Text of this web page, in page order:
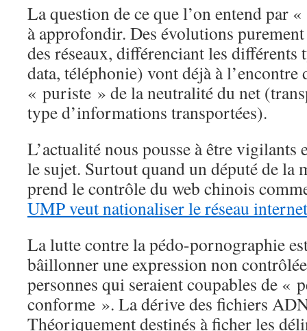
La question de ce que l’on entend par
à approfondir. Des évolutions
des réseaux, différenciant les
data, téléphonie) vont déjà à l’encontre
« puriste » de la neutralité du net
type d’informations transportées).
L’actualité nous pousse à être
le sujet. Surtout quand un député de la
prend le contrôle du web chinois
UMP veut nationaliser le réseau
La lutte contre la pédo-pornographie
bâillonner une expression non
personnes qui seraient coupables de «
conforme ». La dérive des fichiers
Théoriquement destinés à ficher les